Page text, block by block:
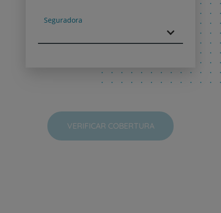
Seguradora
Next
VERIFICAR COBERTURA